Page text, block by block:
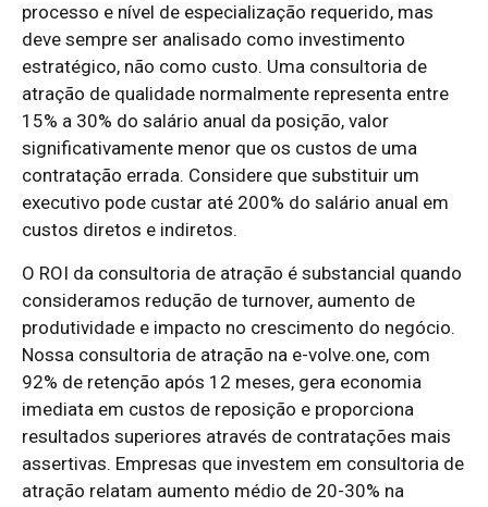
processo e nível de especialização requerido, mas
deve sempre ser analisado como investimento
estratégico, não como custo. Uma consultoria de
atração de qualidade normalmente representa entre
15% a 30% do salário anual da posição, valor
significativamente menor que os custos de uma
contratação errada. Considere que substituir um
executivo pode custar até 200% do salário anual em
custos diretos e indiretos.
O ROI da consultoria de atração é substancial quando
consideramos redução de turnover, aumento de
produtividade e impacto no crescimento do negócio.
Nossa consultoria de atração na e-volve.one, com
92% de retenção após 12 meses, gera economia
imediata em custos de reposição e proporciona
resultados superiores através de contratações mais
assertivas. Empresas que investem em consultoria de
atração relatam aumento médio de 20-30% na